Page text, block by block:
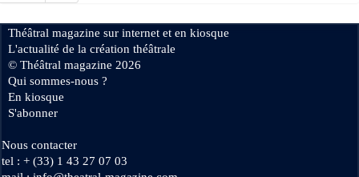
Théâtral magazine sur internet et en kiosque
L'actualité de la création théâtrale
© Théâtral magazine 2026
Qui sommes-nous ?
En kiosque
S'abonner
Nous contacter
tel : + (33) 1 43 27 07 03